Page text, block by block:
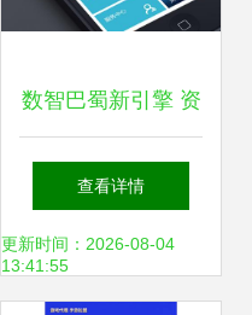
数智巴蜀新引擎 资
阳企业数字化转型
的破局之道
查看详情
更新时间：2026-08-04
13:41:55